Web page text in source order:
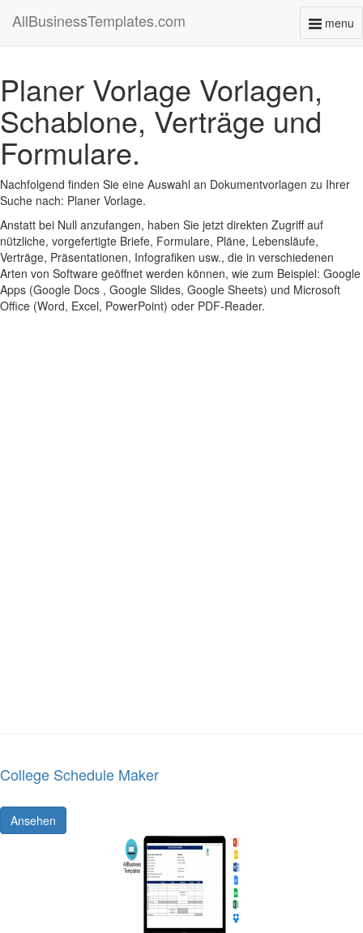
menu
AllBusinessTemplates.com
Planer Vorlage Vorlagen,
Schablone, Verträge und
Formulare.
Nachfolgend finden Sie eine Auswahl an Dokumentvorlagen zu Ihrer
Suche nach: Planer Vorlage.
Anstatt bei Null anzufangen, haben Sie jetzt direkten Zugriff auf
nützliche, vorgefertigte Briefe, Formulare, Pläne, Lebensläufe,
Verträge, Präsentationen, Infografiken usw., die in verschiedenen
Arten von Software geöffnet werden können, wie zum Beispiel: Google
Apps (Google Docs , Google Slides, Google Sheets) und Microsoft
Office (Word, Excel, PowerPoint) oder PDF-Reader.
College Schedule Maker
Ansehen